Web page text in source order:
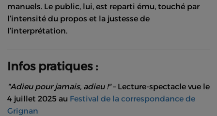
manuels. Le public, lui, est reparti ému, touché par
l’intensité du propos et la justesse de
l’interprétation.
Infos pratiques :
"Adieu pour jamais, adieu !"– Lecture-spectacle vue le
4 juillet 2025 au Festival de la correspondance de
Grignan